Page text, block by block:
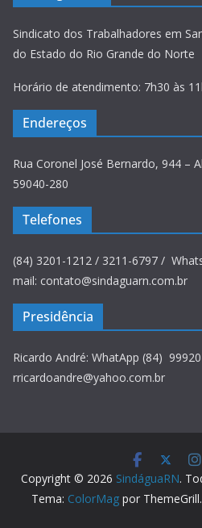
Sindicato dos Trabalhadores em
do Estado do Rio Grande do Norte
Horário de atendimento: 7h30 às
Endereços
Rua Coronel José Bernardo, 944 –
59040-280
Telefones
(84) 3201-1212 / 3211-6797 /
mail: contato@sindaguarn.com.br
Presidência
Ricardo André: WhatApp (84)
rricardoandre@yahoo.com.br
Copyright © 2026 SindáguaRN.
Tema: ColorMagpor